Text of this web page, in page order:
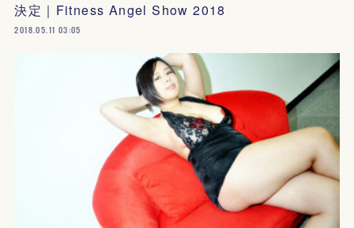
決定｜Fitness Angel Show 2018
2018.05.11 03:05